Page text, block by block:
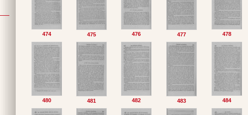
474 475 476 477 478
480 481 482 483 484